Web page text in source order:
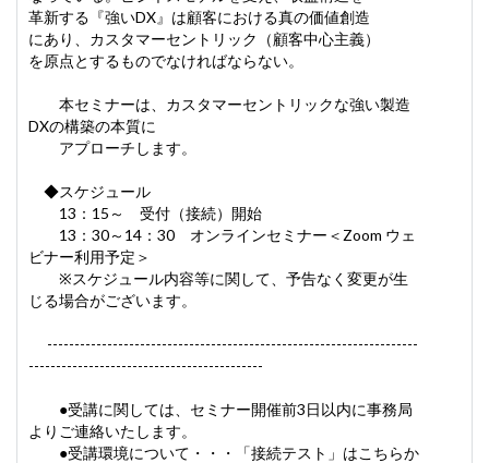
革新する『強いDX』は顧客における真の価値創造
にあり、カスタマーセントリック（顧客中心主義）
を原点とするものでなければならない。
本セミナーは、カスタマーセントリックな強い製造
DXの構築の本質に
アプローチします。
◆スケジュール
13：15～ 受付（接続）開始
13：30～14：30 オンラインセミナー＜Zoom ウェ
ビナー利用予定＞
※スケジュール内容等に関して、予告なく変更が生
じる場合がございます。
--------------------------------------------------------------------
-------------------------------------------
●受講に関しては、セミナー開催前3日以内に事務局
よりご連絡いたします。
●受講環境について・・・「接続テスト」はこちらか